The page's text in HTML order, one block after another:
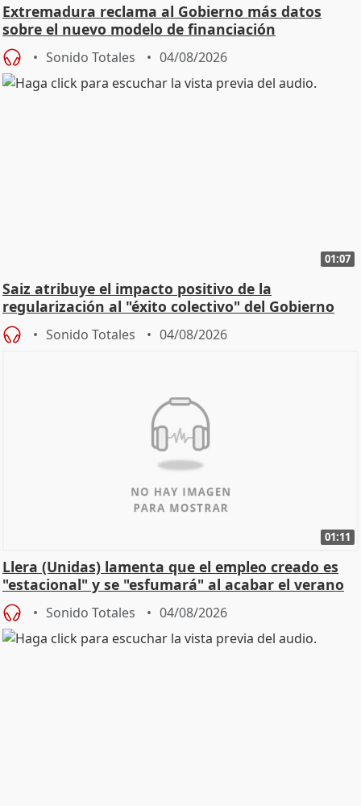
Extremadura reclama al Gobierno más datos
sobre el nuevo modelo de financiación
Sonido Totales 04/08/2026
01:07
Saiz atribuye el impacto positivo de la
regularización al "éxito colectivo" del Gobierno
Sonido Totales 04/08/2026
01:11
Llera (Unidas) lamenta que el empleo creado es
"estacional" y se "esfumará" al acabar el verano
Sonido Totales 04/08/2026